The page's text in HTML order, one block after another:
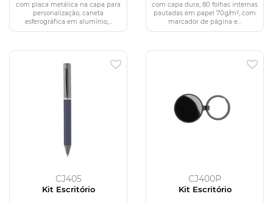
com placa metálica na capa para
personalização, caneta
esferográfica em alumínio,...
com capa dura, 80 folhas internas
pautadas em papel 70g/m², com
marcador de página e...
CJ405
Kit Escritório
CJ400P
Kit Escritório